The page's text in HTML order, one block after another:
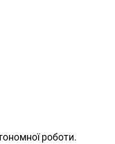
роботи.